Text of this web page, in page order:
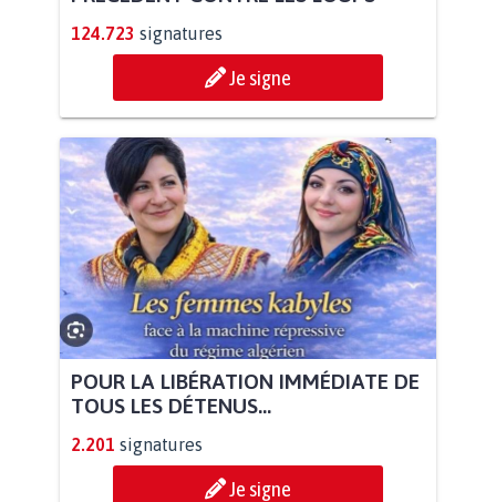
124.723 signatures
Je signe
POUR LA LIBÉRATION IMMÉDIATE DE
TOUS LES DÉTENUS...
2.201 signatures
Je signe